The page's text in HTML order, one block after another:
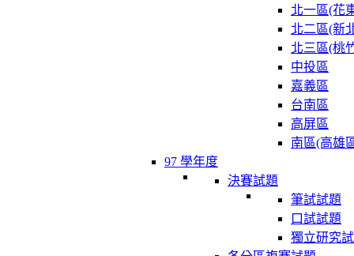
北一區(花
北二區(新
北三區(桃
中投區
嘉義區
台南區
高屏區
南區(高雄
97 學年度
決賽試題
筆試試題
口試試題
獨立研究